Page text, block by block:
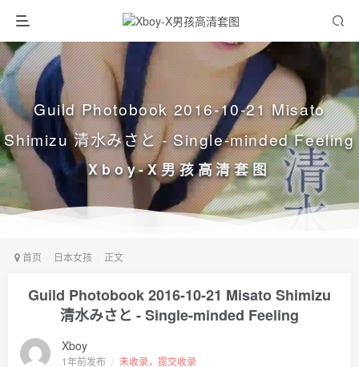
Guild Photobook 2016-10-21 Misato
Shimizu 清水みさと - Single-minded Feeling
Xboy-X男孩高清套图
首页 日本女孩 正文
Guild Photobook 2016-10-21 Misato Shimizu
清水みさと - Single-minded Feeling
Xboy
1年前发布 / 未收录，提交收录